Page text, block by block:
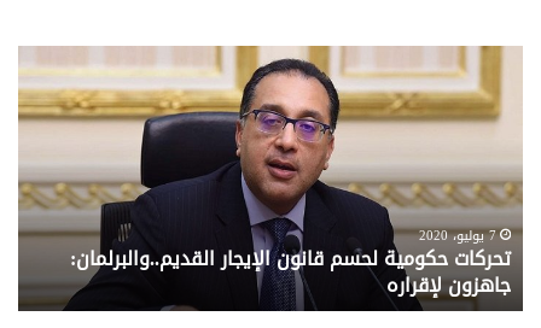
تحركات
حكومية
لحسم
قانون
القديم..والبرلمان:
جاهزون
لإقراره
7 يوليو، 2020
تحركات حكومية لحسم قانون الإيجار القديم..والبرلمان:
جاهزون لإقراره
..
من